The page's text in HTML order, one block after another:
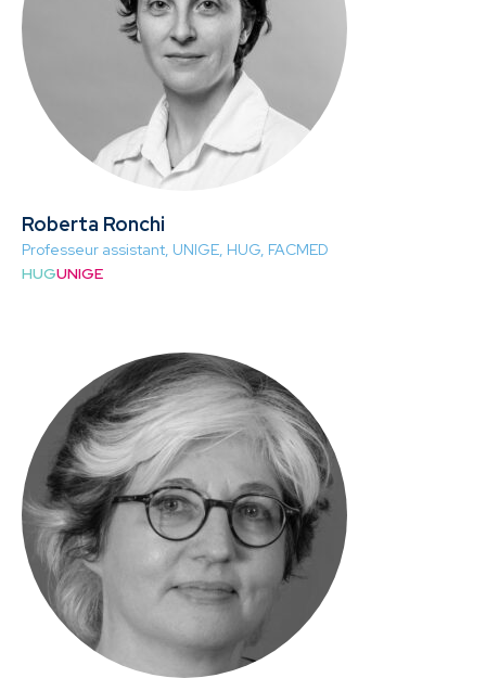
Roberta Ronchi
Professeur assistant, UNIGE, HUG, FACMED
HUGUNIGE